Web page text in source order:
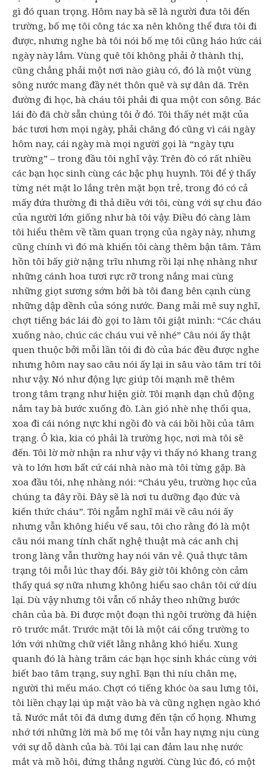
gì đó quan trọng. Hôm nay bà sẽ là người đưa tôi đến
trường, bố mẹ tôi công tác xa nên không thể đưa tôi đi
được, nhưng nghe bà tôi nói bố mẹ tôi cũng háo hức cái
ngày này lắm. Vùng quê tôi không phải ở thành thị,
cũng chẳng phải một nơi nào giàu có, đó là một vùng
sông nước mang đầy nét thôn quê và sự dân dã. Trên
đường đi học, bà cháu tôi phải đi qua một con sông. Bác
lái đò đã chờ sẵn chúng tôi ở đó. Tôi thấy nét mặt của
bác tươi hơn mọi ngày, phải chăng đó cũng vì cái ngày
hôm nay, cái ngày mà mọi người gọi là “ngày tựu
trường” – trong đầu tôi nghĩ vậy. Trên đò có rất nhiều
các bạn học sinh cùng các bậc phụ huynh. Tôi để ý thấy
từng nét mặt lo lắng trên mặt bọn trẻ, trong đó có cả
mấy đứa thường đi thả diều với tôi, cùng với sự chu đáo
của người lớn giống như bà tôi vậy. Điều đó càng làm
tôi hiểu thêm về tầm quan trọng của ngày này, nhưng
cũng chính vì đó mà khiến tôi càng thêm bận tâm. Tâm
hồn tôi bấy giờ nặng trĩu nhưng rồi lại nhẹ nhàng như
những cánh hoa tươi rực rỡ trong nắng mai cùng
những giọt sương sớm bởi bà tôi đang bên cạnh cùng
những dập dềnh của sóng nước. Đang mải mê suy nghĩ,
chợt tiếng bác lái đò gọi to làm tôi giật mình: “Các cháu
xuống nào, chúc các cháu vui vẻ nhé” Câu nói ấy thật
quen thuộc bởi mỗi lần tôi đi đò của bác đều được nghe
nhưng hôm nay sao câu nói ấy lại in sâu vào tâm trí tôi
như vậy. Nó như động lực giúp tôi mạnh mẽ thêm
trong tâm trạng như hiện giờ. Tôi mạnh dạn chủ động
nắm tay bà bước xuống đò. Làn gió nhè nhẹ thổi qua,
xoa đi cái nóng nực khi ngồi đò và cái bồi hồi của tâm
trạng. Ô kìa, kia có phải là trường học, nơi mà tôi sẽ
đến. Tôi lờ mờ nhận ra như vậy vì thấy nó khang trang
và to lớn hơn bất cứ cái nhà nào mà tôi từng gặp. Bà
xoa đầu tôi, nhẹ nhàng nói: “Cháu yêu, trường học của
chúng ta đây rồi. Đây sẽ là nơi tu dưỡng đạo đức và
kiến thức cháu”. Tôi ngẫm nghĩ mãi về câu nói ấy
nhưng vẫn không hiểu vế sau, tôi cho rằng đó là một
câu nói mang tính chất nghệ thuật mà các anh chị
trong làng vẫn thường hay nói văn vẻ. Quả thực tâm
trạng tôi mỗi lúc thay đổi. Bây giờ tôi không còn cảm
thấy quá sợ nữa nhưng không hiểu sao chân tôi cứ díu
lại. Dù vậy nhưng tôi vẫn cố nhảy theo những bước
chân của bà. Đi được một đoạn thì ngôi trường đã hiện
rõ trước mắt. Trước mặt tôi là một cái cổng trường to
lớn với những chữ viết lằng nhằng khó hiểu. Xung
quanh đó là hàng trăm các bạn học sinh khác cùng với
biết bao tâm trạng, suy nghĩ. Bạn thì níu chân mẹ,
người thì mếu máo. Chợt có tiếng khóc òa sau lưng tôi,
tôi liền chạy lại úp mặt vào bà và cũng nghẹn ngào khó
tả. Nước mắt tôi đã dưng dưng đến tận cổ họng. Nhưng
nhớ tới những lời mà bố mẹ tôi vẫn hay nựng nịu cùng
với sự dỗ dành của bà. Tôi lại can đảm lau nhẹ nước
mắt và mồ hôi, đứng thẳng người. Cùng lúc đó, có một